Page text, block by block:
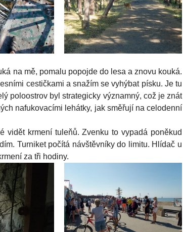
na mě, pomalu popojde do lesa a znovu kouká.
cestičkami a snažím se vyhýbat písku. Je tu
poloostrov byl strategicky významný, což je znát
nafukovacími lehátky, jak směřují na celodenní
vidět krmení tuleňů. Zvenku to vypadá poněkud
Turniket počítá návštěvníky do limitu. Hlídač u
za tři hodiny.